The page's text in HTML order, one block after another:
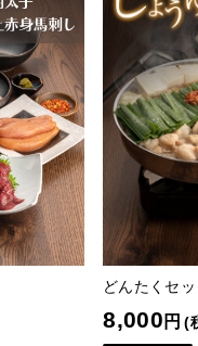
どんたくセ
8,000 円 (